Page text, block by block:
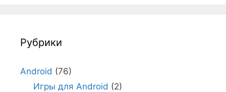
Рубрики
Android (76)
Игры для Android (2)